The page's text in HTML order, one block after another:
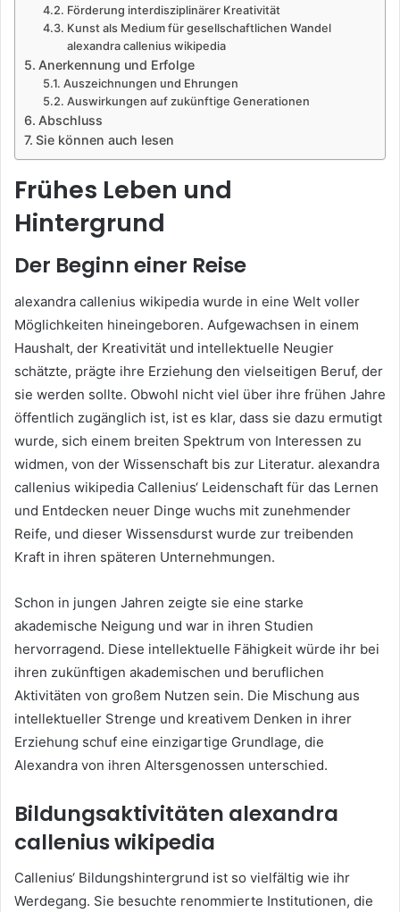
Förderung interdisziplinärer Kreativität
Kunst als Medium für gesellschaftlichen Wandel
alexandra callenius wikipedia
Anerkennung und Erfolge
Auszeichnungen und Ehrungen
Auswirkungen auf zukünftige Generationen
Abschluss
Sie können auch lesen
Frühes Leben und
Hintergrund
Der Beginn einer Reise
alexandra callenius wikipedia wurde in eine Welt voller
Möglichkeiten hineingeboren. Aufgewachsen in einem
Haushalt, der Kreativität und intellektuelle Neugier
schätzte, prägte ihre Erziehung den vielseitigen Beruf, der
sie werden sollte. Obwohl nicht viel über ihre frühen Jahre
öffentlich zugänglich ist, ist es klar, dass sie dazu ermutigt
wurde, sich einem breiten Spektrum von Interessen zu
widmen, von der Wissenschaft bis zur Literatur. alexandra
callenius wikipedia Callenius‘ Leidenschaft für das Lernen
und Entdecken neuer Dinge wuchs mit zunehmender
Reife, und dieser Wissensdurst wurde zur treibenden
Kraft in ihren späteren Unternehmungen.
Schon in jungen Jahren zeigte sie eine starke
akademische Neigung und war in ihren Studien
hervorragend. Diese intellektuelle Fähigkeit würde ihr bei
ihren zukünftigen akademischen und beruflichen
Aktivitäten von großem Nutzen sein. Die Mischung aus
intellektueller Strenge und kreativem Denken in ihrer
Erziehung schuf eine einzigartige Grundlage, die
Alexandra von ihren Altersgenossen unterschied.
Bildungsaktivitäten alexandra
callenius wikipedia
Callenius‘ Bildungshintergrund ist so vielfältig wie ihr
Werdegang. Sie besuchte renommierte Institutionen, die